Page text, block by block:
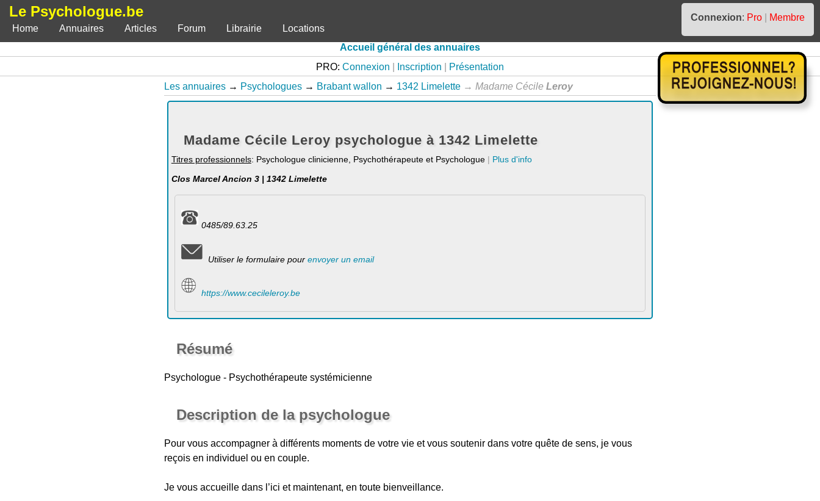
Le Psychologue.be Connexion: Pro
Membre
Home
Annuaires Articles Forum Librairie
Locations
Accueil général des annuaires
PRO: Connexion Inscription
Présentation
Les annuaires → Psychologues → Brabant wallon → 1342 Limelette → Madame Cécile Leroy
Madame Cécile Leroy psychologue à 1342 Limelette
Titres professionnels: Psychologue clinicienne, Psychothérapeute et Psychologue | Plus d'info
Clos Marcel Ancion 3 | 1342 Limelette
0485/89.63.25
Utiliser le formulaire pourenvoyer un email
https://www.cecileleroy.be
Résumé
Psychologue - Psychothérapeute systémicienne
Description de la psychologue
Pour vous accompagner à différents moments de votre vie et vous soutenir dans votre quête de sens, je vous
reçois en individuel ou en couple.
Je vous accueille dans l’ici et maintenant, en toute bienveillance.